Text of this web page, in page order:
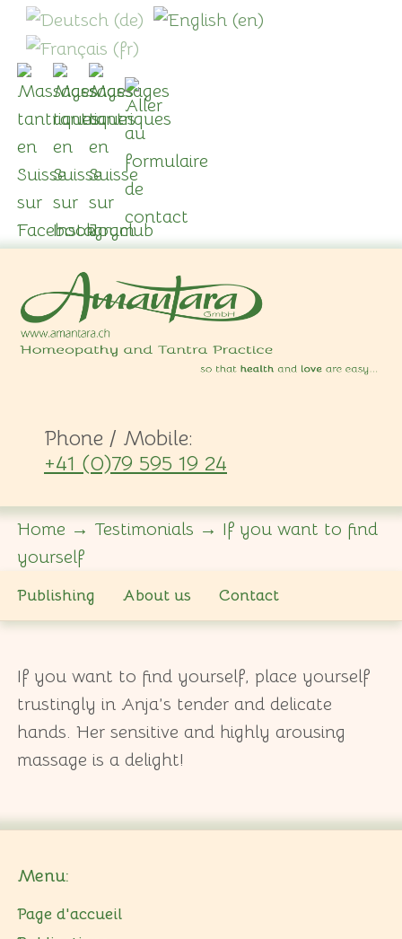
Phone / Mobile:
+41 (0)79 595 19 24
Home → Testimonials → If you want to find
yourself
Publishing About us Contact
If you want to find yourself, place yourself
trustingly in Anja’s tender and delicate
hands. Her sensitive and highly arousing
massage is a delight!
Menu:
Page d'accueil